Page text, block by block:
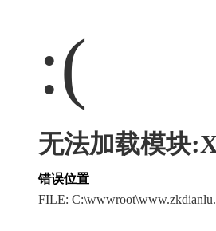
:(
无法加载模块
错误位置
FILE: